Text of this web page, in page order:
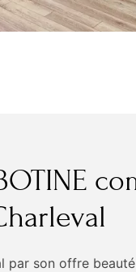
par son offre